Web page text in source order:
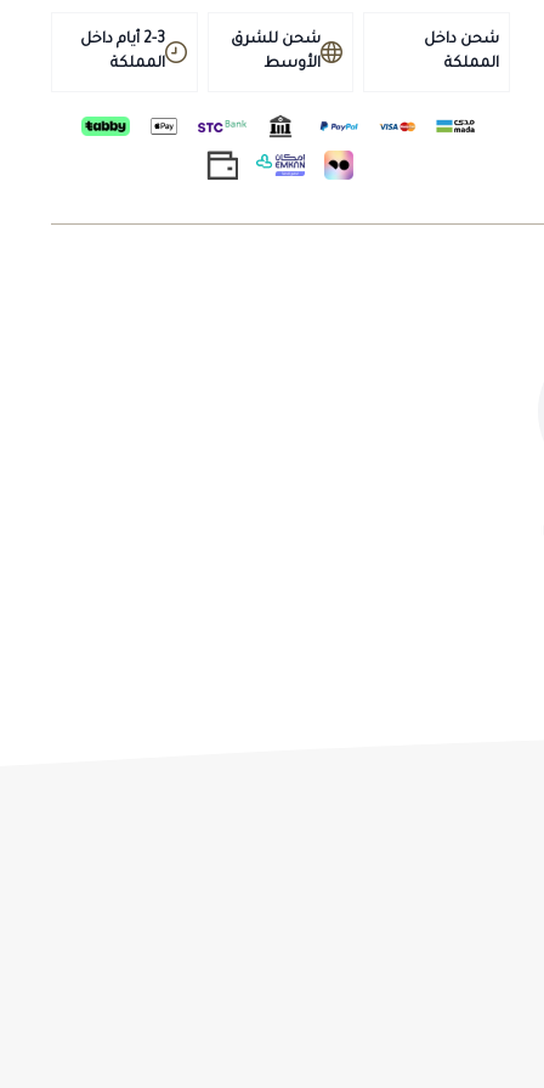
وعسر الهضم المزمن أو شبع المعدة، وسوء التغذية، وانخفاض
إنتاج الحليب، والشذوذ العصبي.
فقر الدم الثانوي وفقر الدم الطفيلي
والغزوات الطفيلية.
شحن داخل
المملكة
شحن للشرق
الأوسط
2-3 أيام داخل
المملكة